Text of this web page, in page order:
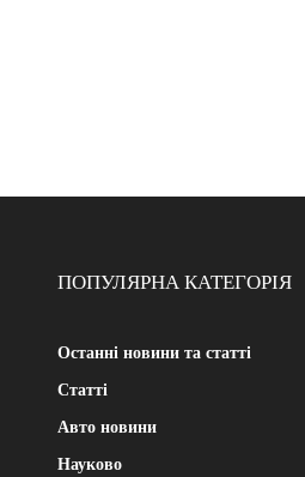
ПОПУЛЯРНА КАТЕГОРІЯ
Останні новини та статті
Статті
Авто новини
Науково